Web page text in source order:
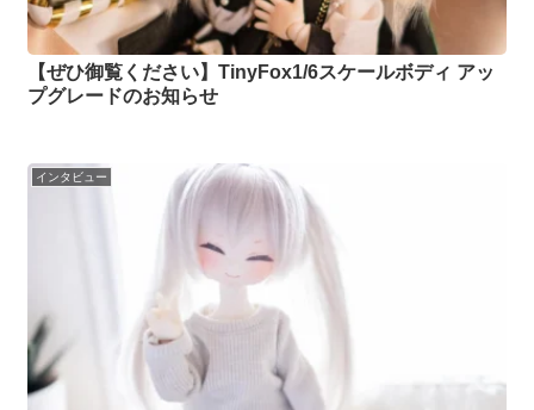
【ぜひ御覧ください】TinyFox1/6スケールボディ アッ
プグレードのお知らせ
インタビュー